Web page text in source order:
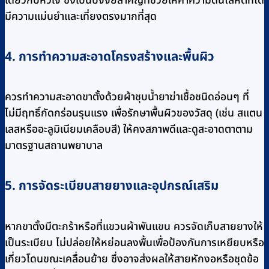
มีความแม่นยำและเที่ยงตรงมากที่สุด
4. การทำความสะอาดโครงสร้างและพื้นผิว
ควรทำความสะอาดขาตั้งด้วยผ้าชุบน้ำยาฆ่าเชื้อชนิดอ่อนๆ ที่
ไม่มีฤทธิ์กัดกร่อนรุนแรง เพื่อรักษาพื้นผิวของวัสดุ (เช่น สแตน
เลสหรืออะลูมิเนียมเคลือบสี) ให้คงสภาพดีและดูสะอาดตาตาม
มาตรฐานสถานพยาบาล
5. การจัดระเบียบสายยางและอุปกรณ์เสริม
หากขาตั้งมีตะกร้าหรือที่แขวนผ้าพันแขน ควรจัดเก็บสายยางให้
เป็นระเบียบ ไม่ปล่อยให้หย่อนลงพื้นเพื่อป้องกันการเหยียบหรือ
เกี่ยวโดนขณะเคลื่อนย้าย ซึ่งอาจส่งผลให้สายหักงอหรือชุดข้อ